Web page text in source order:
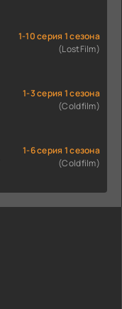
1-10 серия 1 сезона
(LostFilm)
1-3 серия 1 сезона
(Coldfilm)
1-6 серия 1 сезона
(Coldfilm)